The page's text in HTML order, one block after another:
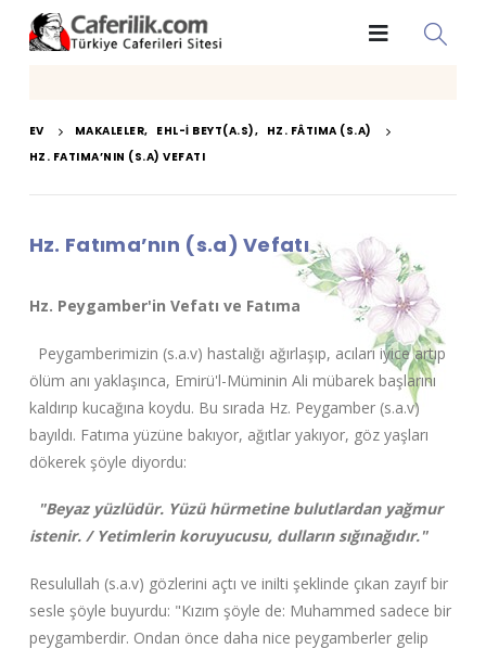
EV MAKALELER, EHL-I BEYT(A.S), HZ. FÂTIMA (S.A)
HZ. FATIMA’NIN (S.A) VEFATI
Hz. Fatıma’nın (s.a) Vefatı
Hz. Peygamber'in Vefatı ve Fatıma
Peygamberimizin (s.a.v) hastalığı ağırlaşıp, acıları iyice artıp
ölüm anı yaklaşınca, Emirü'l-Müminin Ali mübarek başlarını
kaldırıp kucağına koydu. Bu sırada Hz. Peygamber (s.a.v)
bayıldı. Fatıma yüzüne bakıyor, ağıtlar yakıyor, göz yaşları
dökerek şöyle diyordu:
"Beyaz yüzlüdür. Yüzü hürmetine bulutlardan yağmur
istenir. / Yetimlerin koruyucusu, dulların sığınağıdır."
Resulullah (s.a.v) gözlerini açtı ve inilti şeklinde çıkan zayıf bir
sesle şöyle buyurdu: "Kızım şöyle de: Muhammed sadece bir
peygamberdir. Ondan önce daha nice peygamberler gelip